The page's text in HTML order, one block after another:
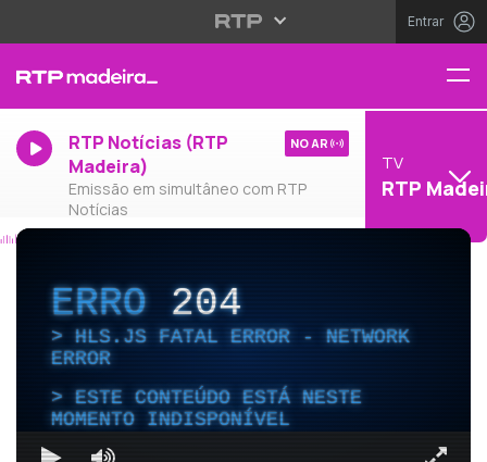
Entrar
RTP Notícias (RTP
Madeira)
Emissão em simultâneo com RTP
Notícias
NO AR
TV
RTP
ERRO204
HLS.JS FATAL ERROR - NETWORK
ERROR
ESTE CONTEÚDO ESTÁ NESTE
MOMENTO INDISPONÍVEL